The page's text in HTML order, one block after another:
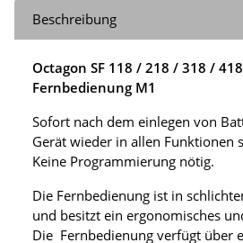
Beschreibung
Octagon SF 118 / 218 / 318 /
Fernbedienung M1
Sofort nach dem einlegen von
Gerät wieder in allen Funktionen
Keine Programmierung nötig.
Die Fernbedienung ist in
und besitzt ein ergonomisches
Die Fernbedienung verfügt über